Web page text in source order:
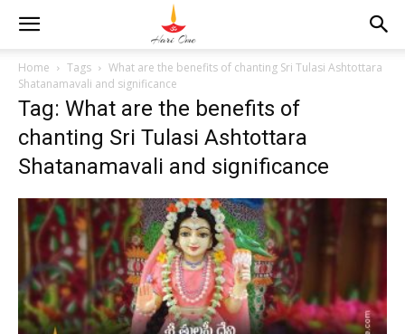
Home Tags
What are the benefits of chanting Sri Tulasi Ashtottara
Shatanamavali and significance
Tag: What are the benefits of
chanting Sri Tulasi Ashtottara
Shatanamavali and significance